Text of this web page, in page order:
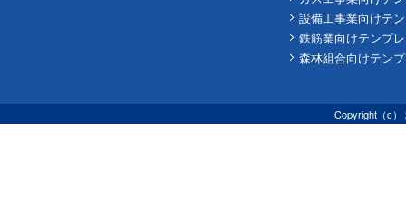
設備工事業向けテ
鉄筋業向けテンプ
森林組合向けテン
Copyright（c）